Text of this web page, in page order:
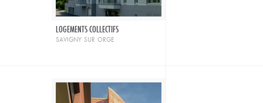
LOGEMENTS COLLECTIFS
savigny sur orge